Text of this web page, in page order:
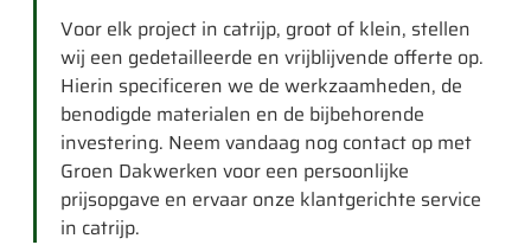
Voor elk project in catrijp, groot of klein, stellen
wij een gedetailleerde en vrijblijvende offerte op.
Hierin specificeren we de werkzaamheden, de
benodigde materialen en de bijbehorende
investering. Neem vandaag nog contact op met
Groen Dakwerken voor een persoonlijke
prijsopgave en ervaar onze klantgerichte service
in catrijp.